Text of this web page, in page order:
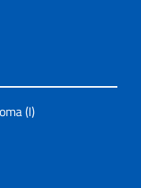
(I)